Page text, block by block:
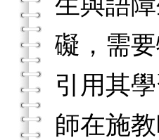
礙，需
引用其
師在施